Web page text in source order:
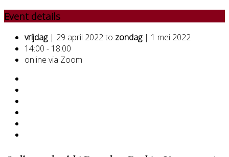
Event details
vrijdag| 29 april 2022 to zondag| 1 mei 2022
14:00 - 18:00
online via Zoom